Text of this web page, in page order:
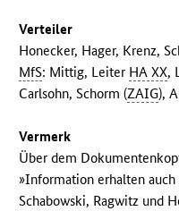
Verteiler
Honecker, Hager, Krenz,
MfS: Mittig, Leiter HA XX,
Carlsohn, Schorm (ZAIG),
Vermerk
Über dem
»Information erhalten auch
Schabowski, Ragwitz und